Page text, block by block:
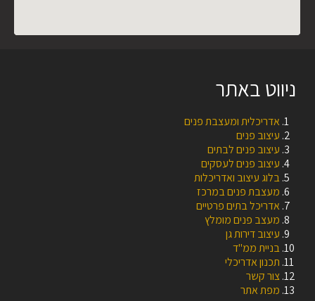
ניווט באתר
אדריכלית ומעצבת פנים
עיצוב פנים
עיצוב פנים לבתים
עיצוב פנים לעסקים
בלוג עיצוב ואדריכלות
מעצבת פנים במרכז
אדריכל בתים פרטיים
מעצב פנים מומלץ
עיצוב דירות גן
בניית ממ"ד
תכנון אדריכלי
צור קשר
מפת אתר